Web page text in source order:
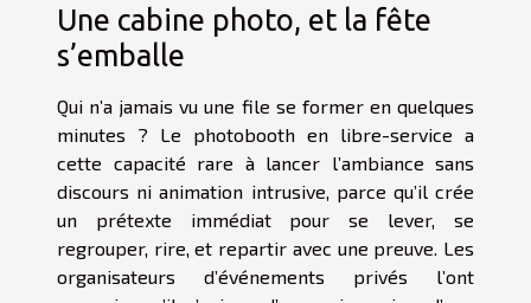
Une cabine photo, et la fête
s’emballe
Qui n’a jamais vu une file se former en quelques
minutes ? Le photobooth en libre-service a
cette capacité rare à lancer l’ambiance sans
discours ni animation intrusive, parce qu’il crée
un prétexte immédiat pour se lever, se
regrouper, rire, et repartir avec une preuve. Les
organisateurs d’événements privés l’ont